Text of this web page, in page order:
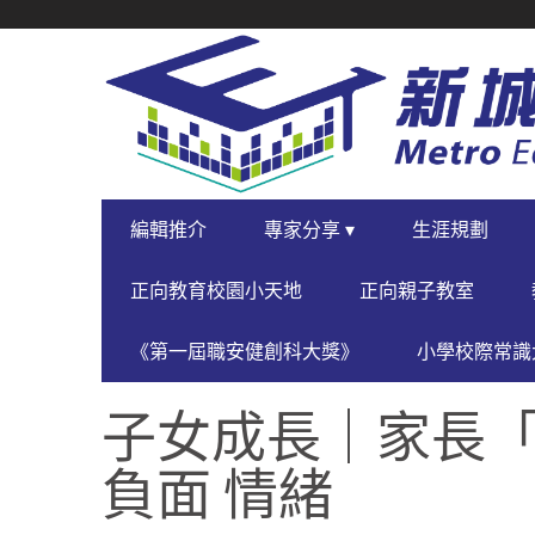
NAVIGATION
PRIMARY
NAVIGATION
編輯推介 專家分享 ▾ 生涯規劃
正向教育校園小天地 正向親子教室
《第一屆職安健創科大獎》 小學校際常
子女成長｜家長
負面 情緒